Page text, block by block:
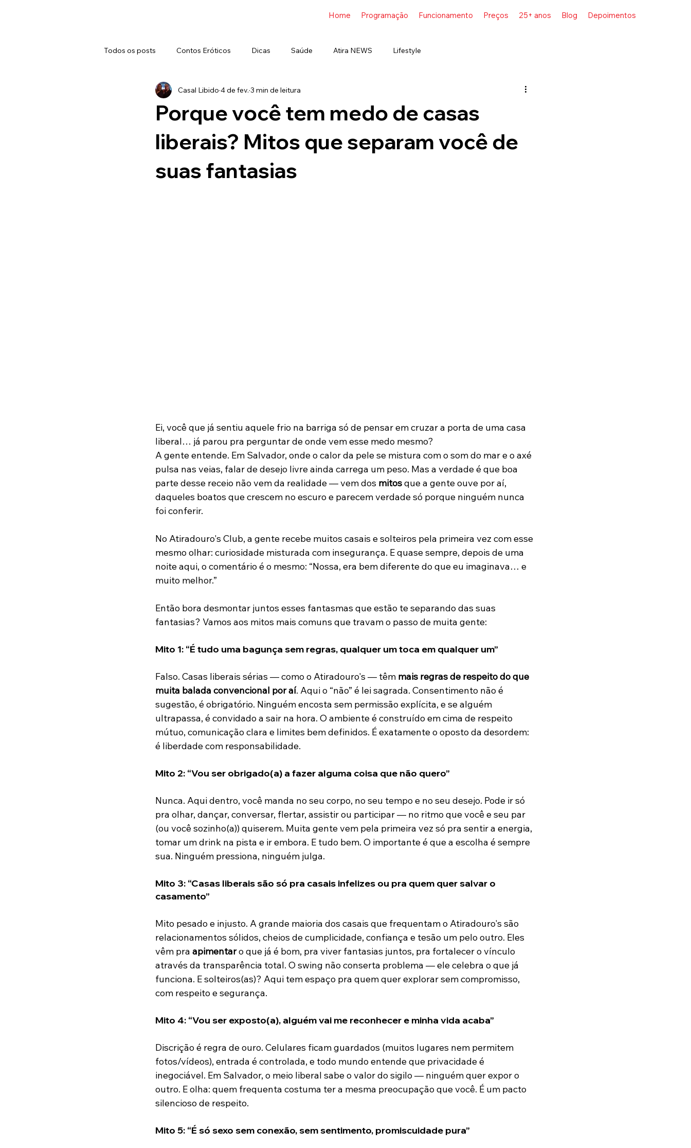
Todos os posts Contos Eróticos Dicas Saúde Atira NEWS Lifestyle
Porque você tem medo de casas
liberais? Mitos que separam você de
suas fantasias
Casal Libido 4 de fev. 3 min de leitura
Ei, você que já sentiu aquele frio na barriga só de pensar em cruzar a porta de uma casa
liberal… já parou pra perguntar de onde vem esse medo mesmo?
A gente entende. Em Salvador, onde o calor da pele se mistura com o som do mar e o axé
pulsa nas veias, falar de desejo livre ainda carrega um peso. Mas a verdade é que boa
parte desse receio não vem da realidade — vem dos mitos que a gente ouve por aí,
daqueles boatos que crescem no escuro e parecem verdade só porque ninguém nunca
foi conferir.
No Atiradouro's Club, a gente recebe muitos casais e solteiros pela primeira vez com esse
mesmo olhar: curiosidade misturada com insegurança. E quase sempre, depois de uma
noite aqui, o comentário é o mesmo: “Nossa, era bem diferente do que eu imaginava… e
muito melhor.”
Então bora desmontar juntos esses fantasmas que estão te separando das suas
fantasias? Vamos aos mitos mais comuns que travam o passo de muita gente:
Mito 1: “É tudo uma bagunça sem regras, qualquer um toca em qualquer um”
Falso. Casas liberais sérias — como o Atiradouro's — têm mais regras de respeito do que
muita balada convencional por aí. Aqui o “não” é lei sagrada. Consentimento não é
sugestão, é obrigatório. Ninguém encosta sem permissão explícita, e se alguém
ultrapassa, é convidado a sair na hora. O ambiente é construído em cima de respeito
mútuo, comunicação clara e limites bem definidos. É exatamente o oposto da desordem:
é liberdade com responsabilidade.
Mito 2: “Vou ser obrigado(a) a fazer alguma coisa que não quero”
Nunca. Aqui dentro, você manda no seu corpo, no seu tempo e no seu desejo. Pode ir só
pra olhar, dançar, conversar, flertar, assistir ou participar — no ritmo que você e seu par
(ou você sozinho(a)) quiserem. Muita gente vem pela primeira vez só pra sentir a energia,
tomar um drink na pista e ir embora. E tudo bem. O importante é que a escolha é sempre
sua. Ninguém pressiona, ninguém julga.
Mito 3: “Casas liberais são só pra casais infelizes ou pra quem quer salvar o
casamento”
Mito pesado e injusto. A grande maioria dos casais que frequentam o Atiradouro's são
relacionamentos sólidos, cheios de cumplicidade, confiança e tesão um pelo outro. Eles
vêm pra apimentar o que já é bom, pra viver fantasias juntos, pra fortalecer o vínculo
através da transparência total. O swing não conserta problema — ele celebra o que já
funciona. E solteiros(as)? Aqui tem espaço pra quem quer explorar sem compromisso,
com respeito e segurança.
Mito 4: “Vou ser exposto(a), alguém vai me reconhecer e minha vida acaba”
Discrição é regra de ouro. Celulares ficam guardados (muitos lugares nem permitem
fotos/vídeos), entrada é controlada, e todo mundo entende que privacidade é
inegociável. Em Salvador, o meio liberal sabe o valor do sigilo — ninguém quer expor o
outro. E olha: quem frequenta costuma ter a mesma preocupação que você. É um pacto
silencioso de respeito.
Mito 5: “É só sexo sem conexão, sem sentimento, promiscuidade pura”
Home Programação Funcionamento Preços 25+ anos Blog Depoimentos